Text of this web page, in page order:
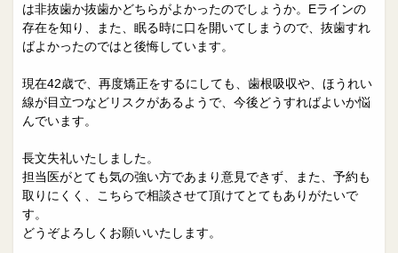
は非抜歯か抜歯かどちらがよかったのでしょうか。Eラインの
存在を知り、また、眠る時に口を開いてしまうので、抜歯すれ
ばよかったのではと後悔しています。
現在42歳で、再度矯正をするにしても、歯根吸収や、ほうれい
線が目立つなどリスクがあるようで、今後どうすればよいか悩
んでいます。
長文失礼いたしました。
担当医がとても気の強い方であまり意見できず、また、予約も
取りにくく、こちらで相談させて頂けてとてもありがたいで
す。
どうぞよろしくお願いいたします。